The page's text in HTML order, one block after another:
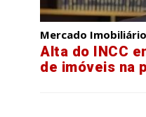
Mercado Imobiliário
Alta do INCC
de imóveis na